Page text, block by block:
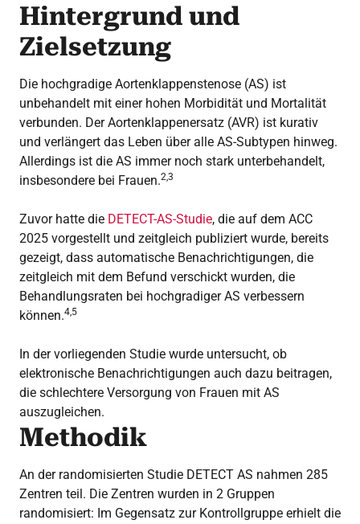
Hintergrund und
Zielsetzung
Die hochgradige Aortenklappenstenose (AS) ist
unbehandelt mit einer hohen Morbidität und Mortalität
verbunden. Der Aortenklappenersatz (AVR) ist kurativ
und verlängert das Leben über alle AS-Subtypen hinweg.
Allerdings ist die AS immer noch stark unterbehandelt,
insbesondere bei Frauen.2,3
Zuvor hatte die DETECT-AS-Studie, die auf dem ACC
2025 vorgestellt und zeitgleich publiziert wurde, bereits
gezeigt, dass automatische Benachrichtigungen, die
zeitgleich mit dem Befund verschickt wurden, die
Behandlungsraten bei hochgradiger AS verbessern
können.4,5
In der vorliegenden Studie wurde untersucht, ob
elektronische Benachrichtigungen auch dazu beitragen,
die schlechtere Versorgung von Frauen mit AS
auszugleichen.
Methodik
An der randomisierten Studie DETECT AS nahmen 285
Zentren teil. Die Zentren wurden in 2 Gruppen
randomisiert: Im Gegensatz zur Kontrollgruppe erhielt die